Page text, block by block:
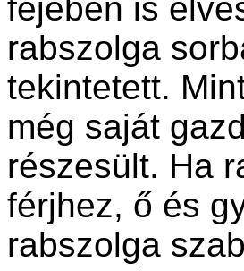
fejében is
rabszolga
tekintetett.
még saját
részesült. Ha
férjhez, ő és
rabszolga